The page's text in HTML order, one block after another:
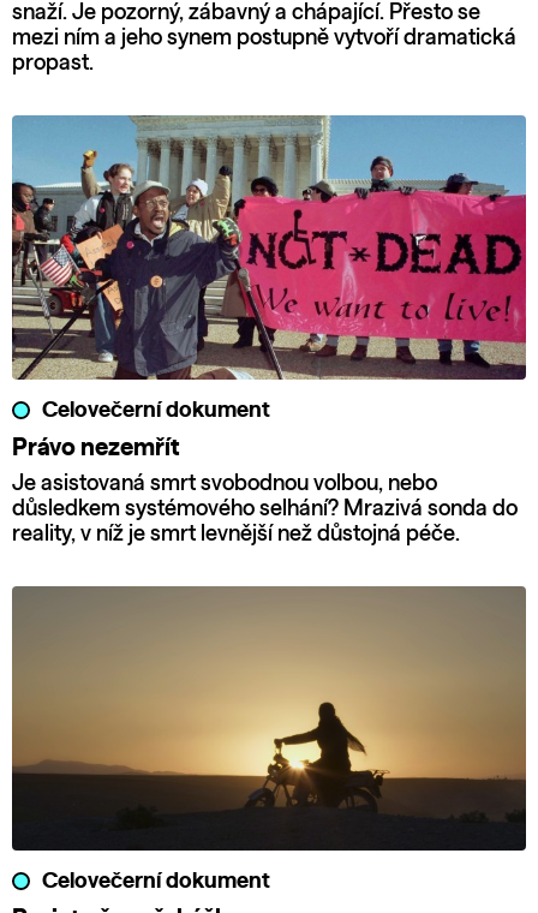
snaží. Je pozorný, zábavný a chápající. Přesto se
mezi ním a jeho synem postupně vytvoří dramatická
propast.
Celovečerní dokument
Právo nezemřít
Je asistovaná smrt svobodnou volbou, nebo
důsledkem systémového selhání? Mrazivá sonda do
reality, v níž je smrt levnější než důstojná péče.
Celovečerní dokument